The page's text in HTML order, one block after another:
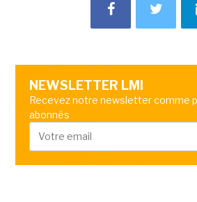
NEWSLETTER LMI
Recevez notre newsletter comme
abonnés